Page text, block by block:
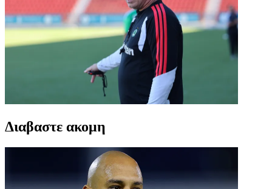
Διαβαστε ακομη